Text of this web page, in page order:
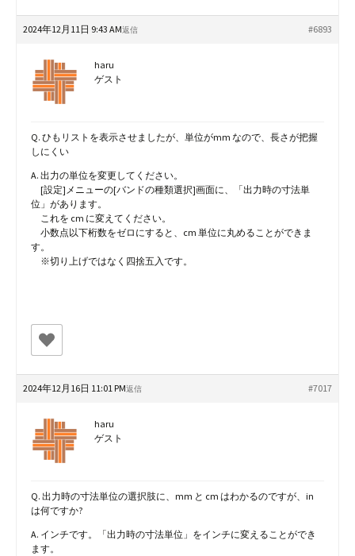
2024年12月11日 9:43 AM #6893
返信
haru
ゲスト
Q. ひもリストを表示させましたが、単位がmm なので、長さが把握
しにくい
A. 出力の単位を変更してください。
[設定]メニューの[バンドの種類選択]画面に、「出力時の寸法単
位」があります。
これを cm に変えてください。
小数点以下桁数をゼロにすると、cm 単位に丸めることができま
す。
※切り上げではなく四捨五入です。
2024年12月16日 11:01 PM #7017
返信
haru
ゲスト
Q. 出力時の寸法単位の選択肢に、mm と cm はわかるのですが、in
は何ですか?
A. インチです。「出力時の寸法単位」をインチに変えることができ
ます。